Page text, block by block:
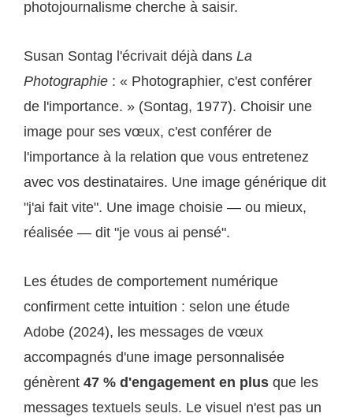
photojournalisme cherche à saisir.
Susan Sontag l'écrivait déjà dans La
Photographie : « Photographier, c'est conférer
de l'importance. » (Sontag, 1977). Choisir une
image pour ses vœux, c'est conférer de
l'importance à la relation que vous entretenez
avec vos destinataires. Une image générique dit
"j'ai fait vite". Une image choisie — ou mieux,
réalisée — dit "je vous ai pensé".
Les études de comportement numérique
confirment cette intuition : selon une étude
Adobe (2024), les messages de vœux
accompagnés d'une image personnalisée
génèrent 47 % d'engagement en plus que les
messages textuels seuls. Le visuel n'est pas un